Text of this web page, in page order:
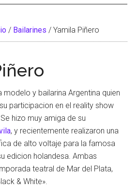
/ Bailarines / Yamila Piñero
modelo y bailarina Argentina quien
participacion en el reality show
hizo muy amiga de su
, y recientemente realizaron una
de alto voltaje para la famosa
edicion holandesa. Ambas
teatral de Mar del Plata,
& White».